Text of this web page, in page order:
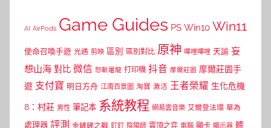
AI AirPods Game Guides PS Win10 Win11
使命召喚手遊 光遇 剪映 區別 區別對比 原神 嗶哩嗶哩 天諭 妄
想山海 對比 微信 怒斬屠龍 打印機 抖音 摩爾莊園 摩爾莊園手
遊 支付寶 明日方舟 江南百景圖 淘寶 激活 王者榮耀 生化危機
8：村莊 男性 筆記本 系統教程 網易雲音樂 艾爾登法環 華為
處理器 評測 金鏟鏟之戰 釘釘 陰陽師 雲頂之弈 電腦 顯卡 顯示器 體